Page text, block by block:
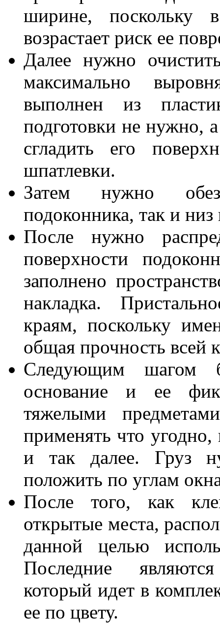
ширине, поскольку
возрастает риск ее
Далее нужно
максимально
выполнен из
подготовки не нужно,
сгладить его
шпатлевки.
Затем нужно
подоконника, так и низ
После нужно
поверхности
заполнено
накладка.
краям, поскольку
общая прочность всей
Следующим шагом
основание и ее
тяжелыми
применять что
и так далее. Груз
положить по углам
После того, как
открытые места,
данной целью
Последние
который идет в
ее по цвету.